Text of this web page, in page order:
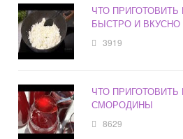
ЧТО
БЫСТРО И
3919
ЧТО
СМОРОДИНЫ
8629